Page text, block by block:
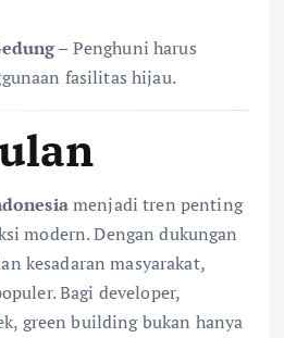
– Penghuni harus
fasilitas hijau.
menjadi tren penting
modern. Dengan dukungan
kesadaran masyarakat,
Bagi developer,
green building bukan hanya